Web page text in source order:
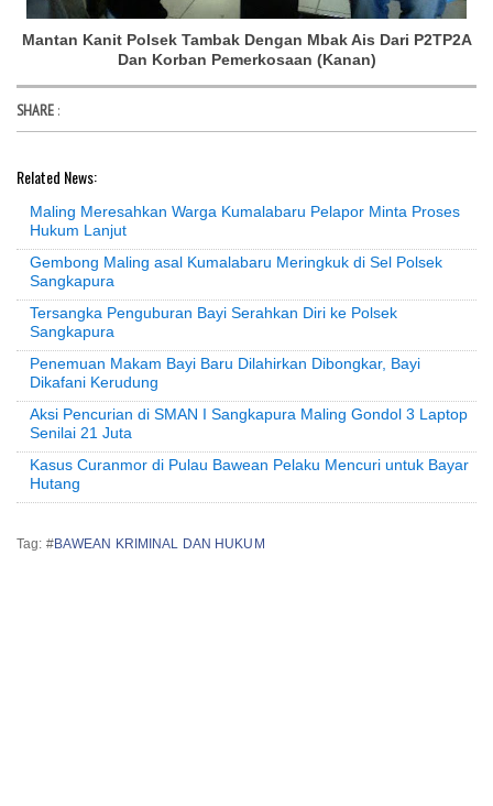
Mantan Kanit Polsek Tambak Dengan Mbak Ais Dari P2TP2A
Dan Korban Pemerkosaan (Kanan)
SHARE :
Related News:
Maling Meresahkan Warga Kumalabaru Pelapor Minta Proses
Hukum Lanjut
Gembong Maling asal Kumalabaru Meringkuk di Sel Polsek
Sangkapura
Tersangka Penguburan Bayi Serahkan Diri ke Polsek
Sangkapura
Penemuan Makam Bayi Baru Dilahirkan Dibongkar, Bayi
Dikafani Kerudung
Aksi Pencurian di SMAN I Sangkapura Maling Gondol 3 Laptop
Senilai 21 Juta
Kasus Curanmor di Pulau Bawean Pelaku Mencuri untuk Bayar
Hutang
Tag: #BAWEAN KRIMINAL DAN HUKUM